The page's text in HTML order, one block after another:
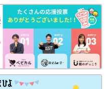
の差きょうだいを育ててま～す
覧
一覧はこちら